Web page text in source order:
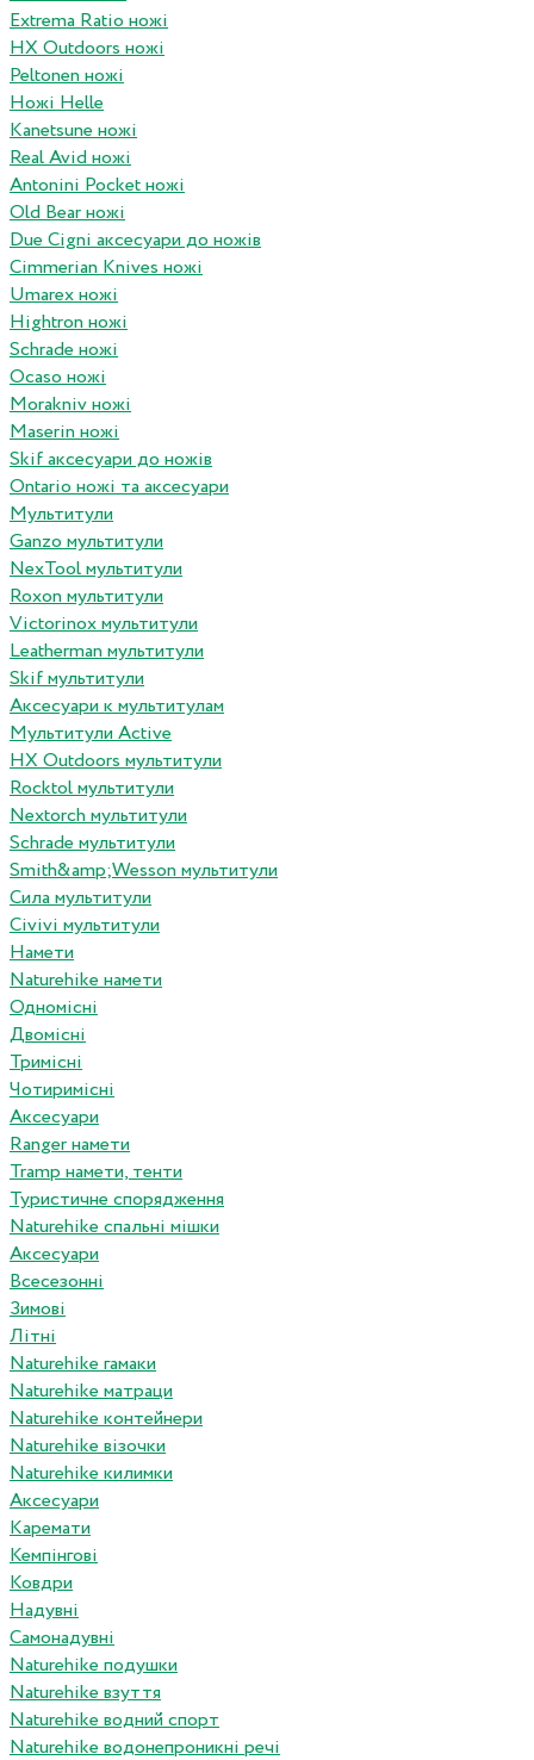
Extrema Ratio ножі
HX Outdoors ножі
Peltonen ножі
Ножі Helle
Kanetsune ножі
Real Avid ножі
Antonini Pocket ножі
Old Bear ножі
Due Cigni аксесуари до ножів
Cimmerian Knives ножі
Umarex ножі
Hightron ножі
Schrade ножі
Ocaso ножі
Morakniv ножі
Maserin ножі
Skif аксесуари до ножів
Ontario ножі та аксесуари
Мультитули
Ganzo мультитули
NexTool мультитули
Roxon мультитули
Victorinox мультитули
Leatherman мультитули
Skif мультитули
Аксесуари к мультитулам
Мультитули Active
HX Outdoors мультитули
Rocktol мультитули
Nextorch мультитули
Schrade мультитули
Smith&amp;Wesson мультитули
Сила мультитули
Civivi мультитули
Намети
Naturehike намети
Одномісні
Двомісні
Тримісні
Чотиримісні
Аксесуари
Ranger намети
Tramp намети, тенти
Туристичне спорядження
Naturehike спальні мішки
Аксесуари
Всесезонні
Зимові
Літні
Naturehike гамаки
Naturehike матраци
Naturehike контейнери
Naturehike візочки
Naturehike килимки
Аксесуари
Каремати
Кемпінгові
Ковдри
Надувні
Самонадувні
Naturehike подушки
Naturehike взуття
Naturehike водний спорт
Naturehike водонепроникні речі